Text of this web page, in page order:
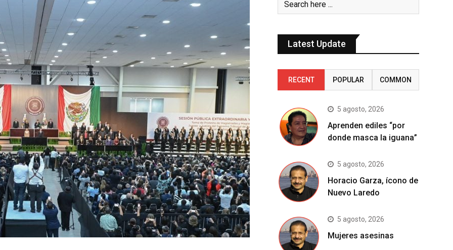
Latest Update
RECENT POPULAR COMMON
5 agosto, 2026
Aprenden ediles “por
donde masca la iguana”
5 agosto, 2026
Horacio Garza, ícono de
Nuevo Laredo
5 agosto, 2026
Mujeres asesinas